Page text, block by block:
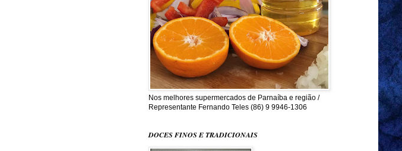
Nos melhores supermercados de Parnaíba e região /
Representante Fernando Teles (86) 9 9946-1306
DOCES FINOS E TRADICIONAIS